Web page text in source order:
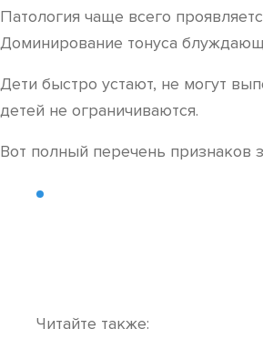
Патология чаще всего
Доминирование тонуса
Дети быстро устают, не могут
детей не ограничиваются.
Вот полный перечень признаков
Читайте также: